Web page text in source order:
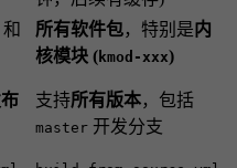
和
所有软件包，特别是内
核模块 ( kmod-xxx)
支持所有版本，包括
master 开发分支